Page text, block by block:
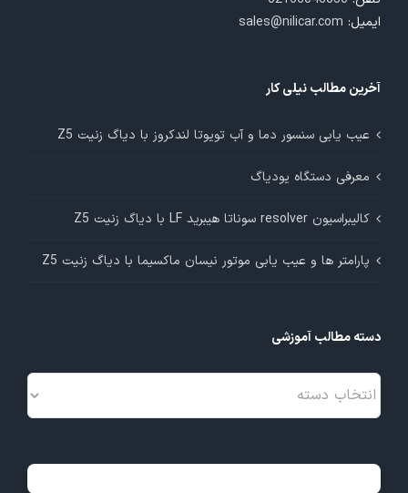
ایمیل: sales@nilicar.com
آخرین مطالب نیلی کار
عیب یابی سنسور دما و آب تویوتا لندکروز با دیاگ زنیت Z5
معرفی دستگاه یودیاگ
کالیبراسیون resolver سوناتا هیبرید LF با دیاگ زنیت Z5
پارامتر ها و عیب یابی موتور نیسان ماکسیما با دیاگ زنیت Z5
دسته مطالب آموزشی
دسته